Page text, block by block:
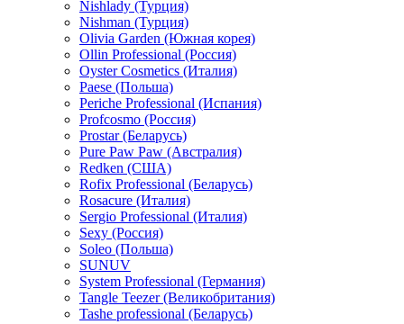
Nishlady (Турция)
Nishman (Турция)
Olivia Garden (Южная корея)
Ollin Professional (Россия)
Oyster Cosmetics (Италия)
Paese (Польша)
Periche Professional (Испания)
Profcosmo (Россия)
Prostar (Беларусь)
Pure Paw Paw (Австралия)
Redken (США)
Rofix Professional (Беларусь)
Rosacure (Италия)
Sergio Professional (Италия)
Sexy (Россия)
Soleo (Польша)
SUNUV
System Professional (Германия)
Tangle Teezer (Великобритания)
Tashe professional (Беларусь)